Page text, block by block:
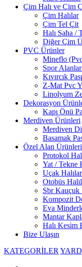
Çim Halı ve Çim
Çim Halılar
Çim Tel Çit
Halı Saha /
Diğer Çim
PVC Ürünler
Mineflo
Spor
Kıvırcık
Z-Mat Pvc
Linolyum
Dekorasyon
Kapı Önü
Merdiven Ürünleri
Merdiven
Basamak
Özel Alan Ürünleri
Protokol
Yat / Tekne
Uçak
Otobüs
Sbr Kauçuk
Kompozit
Eva
Mantar
Halı Kesim
Bize Ulaşın
KATEGORİLER